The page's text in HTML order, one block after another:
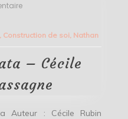
on
Grotata
Cécile
Rubin
Léa
Construction de soi, Nathan
– Cécile
Auteur : Cécile Rubin